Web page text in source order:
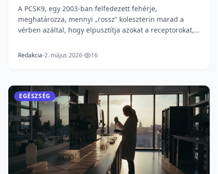
A PCSK9, egy 2003-ban felfedezett fehérje,
meghatározza, mennyi „rossz” koleszterin marad a
vérben azáltal, hogy elpusztítja azokat a receptorokat,
Redakcia 2. május 2026 16
EGÉSZSÉG